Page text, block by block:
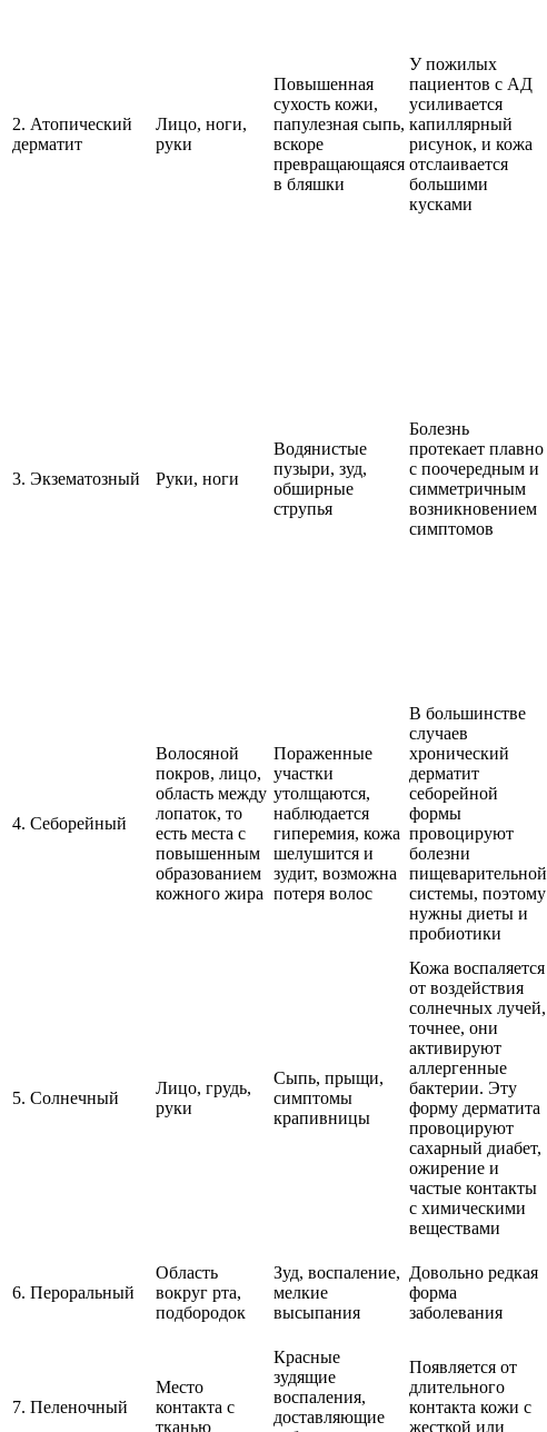
2. Атопический
дерматит
Лицо, ноги,
руки
Повышенная
сухость кожи,
папулезная сыпь,
вскоре
превращающаяся
в бляшки
У пожилых
пациентов с АД
усиливается
капиллярный
рисунок, и кожа
отслаивается
большими
кусками
3. Экзематозный Руки, ноги
Водянистые
пузыри, зуд,
обширные
струпья
Болезнь
протекает плавно
с поочередным и
симметричным
возникновением
симптомов
4. Себорейный
Волосяной
покров, лицо,
область между
лопаток, то
есть места с
повышенным
образованием
кожного жира
Пораженные
участки
утолщаются,
наблюдается
гиперемия, кожа
шелушится и
зудит, возможна
потеря волос
В большинстве
случаев
хронический
дерматит
себорейной
формы
провоцируют
болезни
пищеварительной
системы, поэтому
нужны диеты и
пробиотики
5. Солнечный
Лицо, грудь,
руки
Сыпь, прыщи,
симптомы
крапивницы
Кожа воспаляется
от воздействия
солнечных лучей,
точнее, они
активируют
аллергенные
бактерии. Эту
форму дерматита
провоцируют
сахарный диабет,
ожирение и
частые контакты
с химическими
веществами
6. Пероральный
Область
вокруг рта,
подбородок
Зуд, воспаление,
мелкие
высыпания
Довольно редкая
форма
заболевания
7. Пеленочный
Место
контакта с
тканью
Красные
зудящие
воспаления,
доставляющие
Появляется от
длительного
контакта кожи с
жесткой или